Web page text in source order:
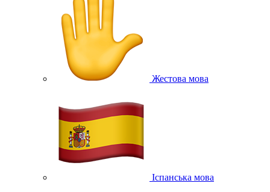
Жестова мова
Іспанська мова